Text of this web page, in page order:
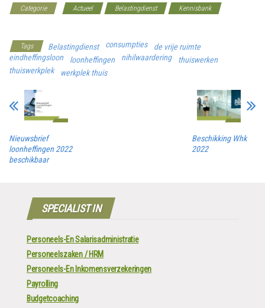
Categorie Actueel Belastingdienst
Kennisbank
Tags Belastingdienst consumpties
de vrije ruimte
eindheffingsloon
loonheffingen nihilwaardering
thuiswerken
thuiswerkplek
werkplek thuis
Nieuwsbrief
loonheffingen 2022
beschikbaar
Beschikking Whk
2022
SPECIALIST IN
Personeels-En Salarisadministratie
Personeelszaken / HRM
Personeels-En Inkomensverzekeringen
Payrolling
Budgetcoaching